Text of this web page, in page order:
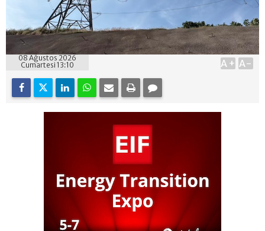
08 Ağustos 2026
Cumartesi 13:10
A+ A-